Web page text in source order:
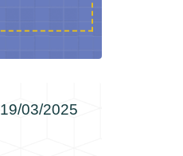
19/03/2025